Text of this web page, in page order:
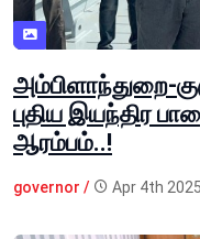
அம்பிளாந்துறை-
புதிய இயந்திர
ஆரம்பம்..!
governor / Apr 4th